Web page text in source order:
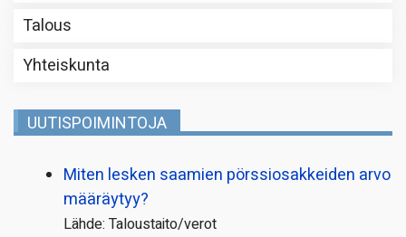
Talous
Yhteiskunta
UUTISPOIMINTOJA
Miten lesken saamien pörssi­osakkeiden arvo
määräytyy?
Lähde: Taloustaito/verot